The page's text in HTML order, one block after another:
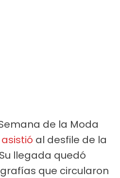
de la Moda
asistió al desfile de la
llegada quedó
que circularon